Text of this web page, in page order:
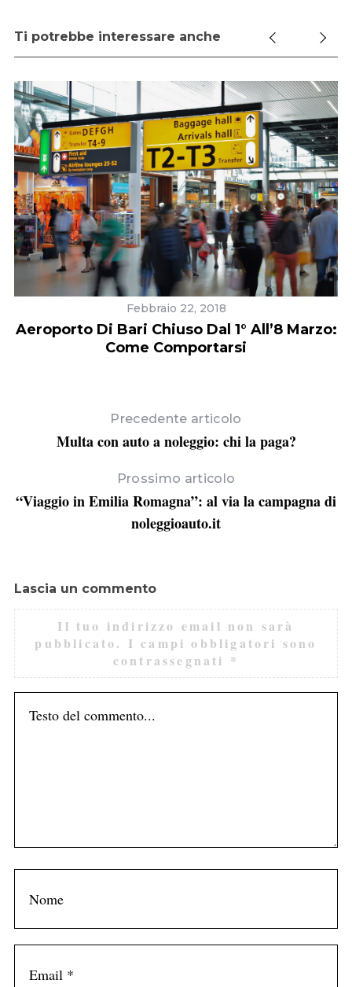
Ti potrebbe interessare anche
Febbraio 22, 2018
Aeroporto Di Bari Chiuso Dal 1° All’8 Marzo:
Come Comportarsi
Precedente articolo
Multa con auto a noleggio: chi la paga?
Prossimo articolo
“Viaggio in Emilia Romagna”: al via la campagna di
noleggioauto.it
Lascia un commento
Il tuo indirizzo email non sarà
pubblicato. I campi obbligatori sono
contrassegnati *